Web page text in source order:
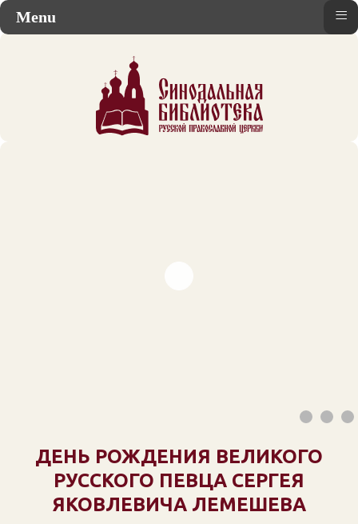
ДЕНЬ РОЖДЕНИЯ ВЕЛИКОГО
РУССКОГО ПЕВЦА СЕРГЕЯ
ЯКОВЛЕВИЧА ЛЕМЕШЕВА
Menu ≡